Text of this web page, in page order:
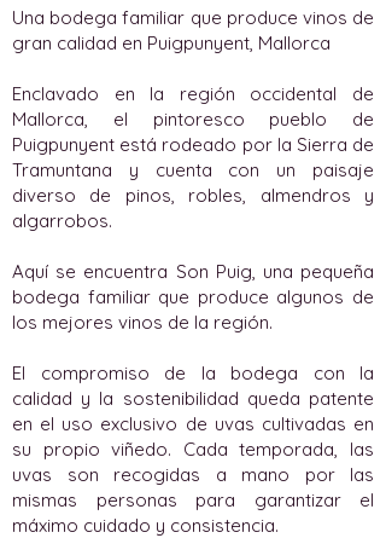
Una bodega familiar que produce vinos de
gran calidad en Puigpunyent, Mallorca
Enclavado en la región occidental de
Mallorca, el pintoresco pueblo de
Puigpunyent está rodeado por la Sierra de
Tramuntana y cuenta con un paisaje
diverso de pinos, robles, almendros y
algarrobos.
Aquí se encuentra Son Puig, una pequeña
bodega familiar que produce algunos de
los mejores vinos de la región.
El compromiso de la bodega con la
calidad y la sostenibilidad queda patente
en el uso exclusivo de uvas cultivadas en
su propio viñedo. Cada temporada, las
uvas son recogidas a mano por las
mismas personas para garantizar el
máximo cuidado y consistencia.